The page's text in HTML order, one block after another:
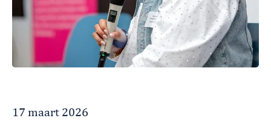
17 maart 2026